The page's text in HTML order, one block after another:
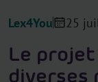
Lex4You 25
Le
diverses